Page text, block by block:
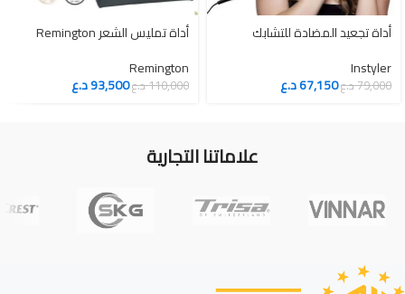
أداة تجعيد المضادة للتشابك
Instyler
79,000د.ع67,150د.ع
أداة تمليس الشعر Remington
Remington
110,000د.ع93,500د.ع
علاماتنا التجارية